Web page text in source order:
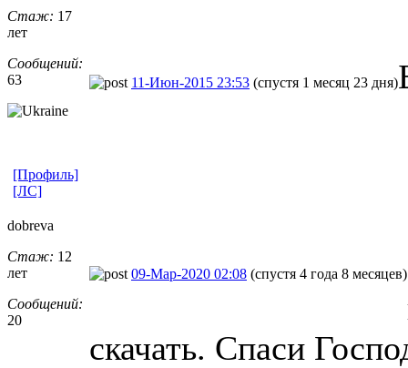
Стаж: 17
лет
Сообщений:
63
11-Июн-2015 23:53 (спустя 1 месяц 23 дня)
[Профиль]
[ЛС]
dobreva
Стаж: 12
лет
Сообщений:
20
09-Мар-2020 02:08 (спустя 4 года 8 месяцев)
скачать. Спаси